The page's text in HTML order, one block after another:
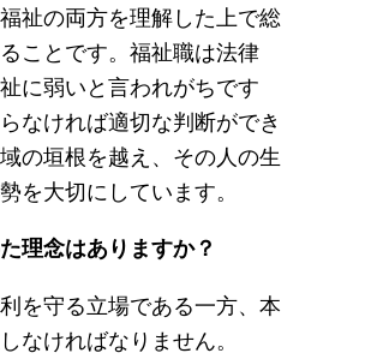
祉の両方を理解した上で総
ことです。福祉職は法律
に弱いと言われがちです
なければ適切な判断ができ
の垣根を越え、その人の生
を大切にしています。
理念はありますか？
を守る立場である一方、本
なければなりません。